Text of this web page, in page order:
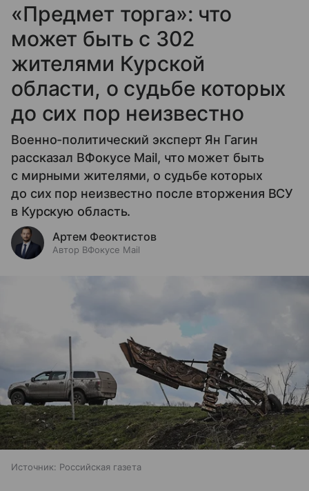
«Предмет торга»: что
может быть с 302
жителями Курской
области, о судьбе которых
до сих пор неизвестно
Военно-политический эксперт Ян Гагин
рассказал ВФокусе Mail, что может быть
с мирными жителями, о судьбе которых
до сих пор неизвестно после вторжения ВСУ
в Курскую область.
Артем Феоктистов
Автор ВФокусе Mail
Источник: Российская газета